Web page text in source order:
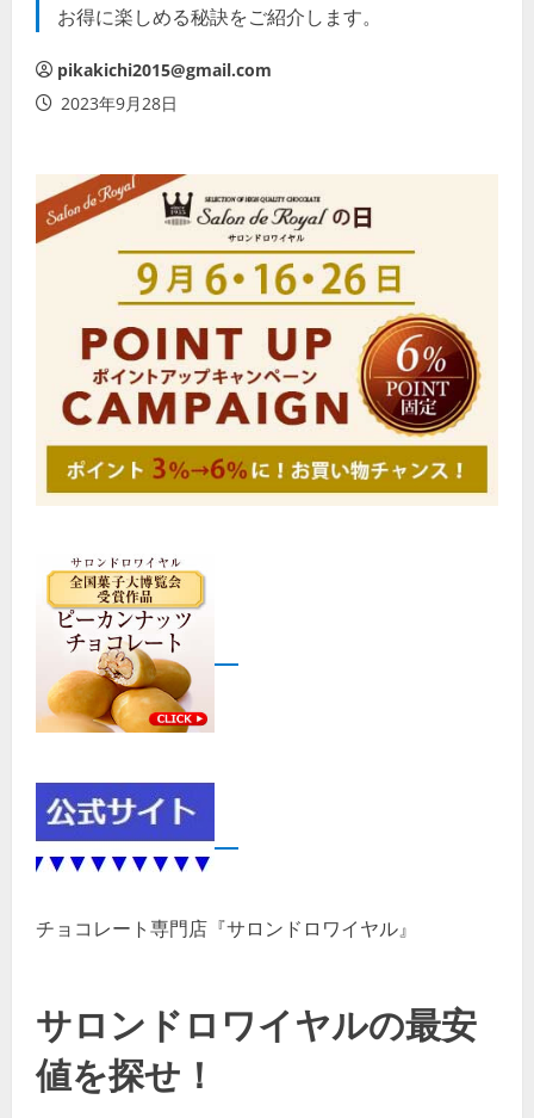
お得に楽しめる秘訣をご紹介します。
pikakichi2015@gmail.com
2023年9月28日
チョコレート専門店『サロンドロワイヤル』
サロンドロワイヤルの最安
値を探せ！